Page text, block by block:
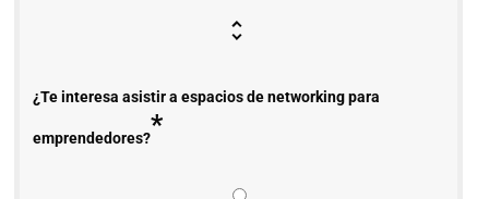
¿Te interesa asistir a espacios de networking para
emprendedores?*